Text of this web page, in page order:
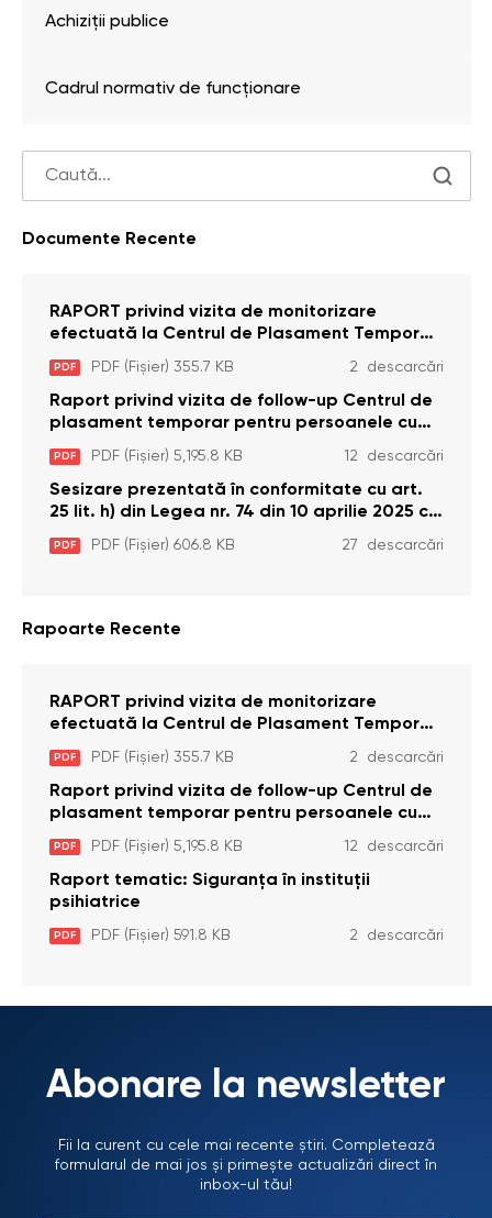
Achiziții publice
Cadrul normativ de funcționare
Documente Recente
RAPORT privind vizita de monitorizare
efectuată la Centrul de Plasament Temporar
pentru Persoane cu Dizabilități (Adulte) din s.
Brînzeni, r. Edineț, din data de 25 mai 2026
PDF PDF (Fișier) 355.7 KB 2 descarcări
Raport privind vizita de follow-up Centrul de
plasament temporar pentru persoanele cu
dizabilități (adulte) Bădiceni, Soroca (11 iunie
2026)
PDF PDF (Fișier) 5,195.8 KB 12 descarcări
Sesizare prezentată în conformitate cu art.
25 lit. h) din Legea nr. 74 din 10 aprilie 2025 cu
privire la Curtea Constituțională şi art. 26 din
Legea cu privire la Avocatul Poporului
PDF PDF (Fișier) 606.8 KB 27 descarcări
Rapoarte Recente
RAPORT privind vizita de monitorizare
efectuată la Centrul de Plasament Temporar
pentru Persoane cu Dizabilități (Adulte) din s.
Brînzeni, r. Edineț, din data de 25 mai 2026
PDF PDF (Fișier) 355.7 KB 2 descarcări
Raport privind vizita de follow-up Centrul de
plasament temporar pentru persoanele cu
dizabilități (adulte) Bădiceni, Soroca (11 iunie
2026)
PDF PDF (Fișier) 5,195.8 KB 12 descarcări
Raport tematic: Siguranța în instituții
psihiatrice
PDF PDF (Fișier) 591.8 KB 2 descarcări
Abonare la newsletter
Fii la curent cu cele mai recente știri. Completează
formularul de mai jos și primește actualizări direct în
inbox-ul tău!